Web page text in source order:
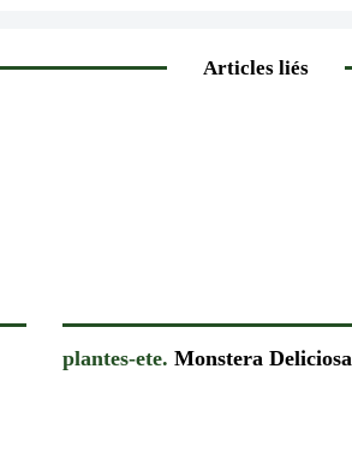
Articles liés
plantes-ete. Monstera Deliciosa